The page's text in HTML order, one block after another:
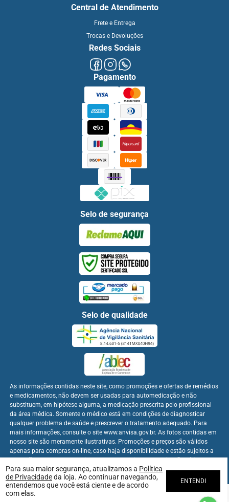
Para sua maior segurança, atualizamos a Política
de Privacidadeda loja. Ao continuar navegando,
entendemos que você está ciente e de acordo
com elas.
ENTENDI
Central de Atendimento
Frete e Entrega
Trocas e Devoluções
Redes Sociais
Pagamento
Selo de segurança
Selo de qualidade
As informações contidas neste site, como promoções e ofertas de remédios
e medicamentos, não devem ser usadas para automedicação e não
substituem, em hipótese alguma, a medicação prescrita pelo profissional
da área médica. Somente o médico está em condições de diagnosticar
qualquer problema de saúde e prescrever o tratamento adequado. Para
mais informações, consulte o site www.anvisa.gov.br. As fotos contidas em
nosso site são meramente ilustrativas. Promoções e preços são válidos
apenas para compras on-line, caso haja disponibilidade e estão sujeitos a
apenas para compras on-line.